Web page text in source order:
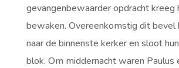
gevangenbewaarder opdracht kreeg
bewaken. Overeenkomstig dit bevel
naar de binnenste kerker en sloot
blok. Om middernacht waren Paulus